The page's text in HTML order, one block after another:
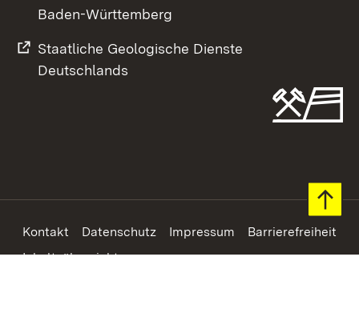
Baden-Württemberg
Staatliche Geologische Dienste
Deutschlands
Footer
Kontakt Datenschutz Impressum
Barrierefreiheit
Inhaltsübersicht